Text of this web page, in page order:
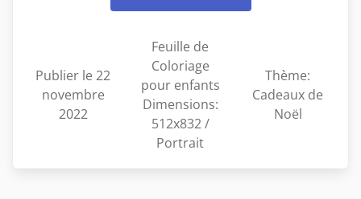
Publier le 22
novembre
2022
Feuille de
Coloriage
pour enfants
Dimensions:
512x832 /
Portrait
Thème:
Cadeaux de
Noël